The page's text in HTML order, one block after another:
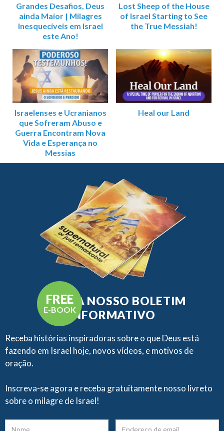
Grandes Desafios, Deus
ainda Maior | Milagres
Inesquecíveis em Israel
este Ano!
Lost Sheep of the House
of Israel Starting to See
the True Messiah!
Israelenses e Ucranianos
que Sofreram Abuso e
Guerra Encontram Nova
Vida e Esperança no
Messias
Heal our Land
FREE
E-BOOK
RECEBA NOSSO BOLETIM
INFORMATIVO
Receba histórias inspiradoras sobre o que Deus está
fazendo em Israel hoje, novos vídeos, e motivos de
oração.
Inscreva-se agora e receba gratuitamente nosso livreto
sobre o milagre de Israel!